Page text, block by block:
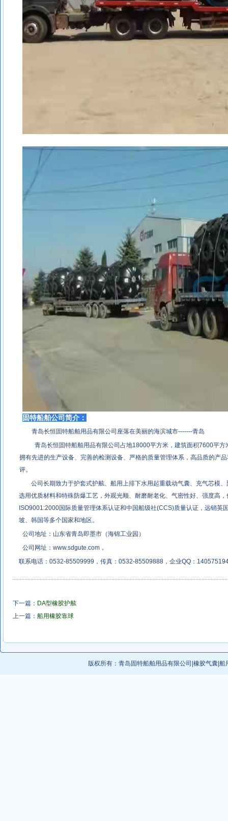
固特船舶公司简介：
青岛长恒固特船舶用品有限公司座落在美丽的海滨城市-------青岛
青岛长恒固特船舶用品有限公司占地18000平方米，建筑面积7600平
拥有先进的生产设备、完善的检测设备、严格的质量管理体系，高品质的产
评。
公司长期致力于护套式护舷、船用上排下水用起重载动气囊、充气芯模
选用优质材料和特殊防爆工艺，外观光顺、耐磨耐老化、气密性好、强度高
ISO9001:2000国际质量管理体系认证和中国船级社(CCS)质量认证，远销英
坡、韩国等多个国家和地区。
公司地址：山东省青岛即墨市（海锦工业园）
公司网址： www.sdgute.com ，
联系电话：0532-85509999，传真：0532-85509888，企业QQ：
下一篇： DA型橡胶护舷
上一篇： 船用橡胶靠球
版权所有： 青岛固特船舶用品有限公司 橡胶气囊 船